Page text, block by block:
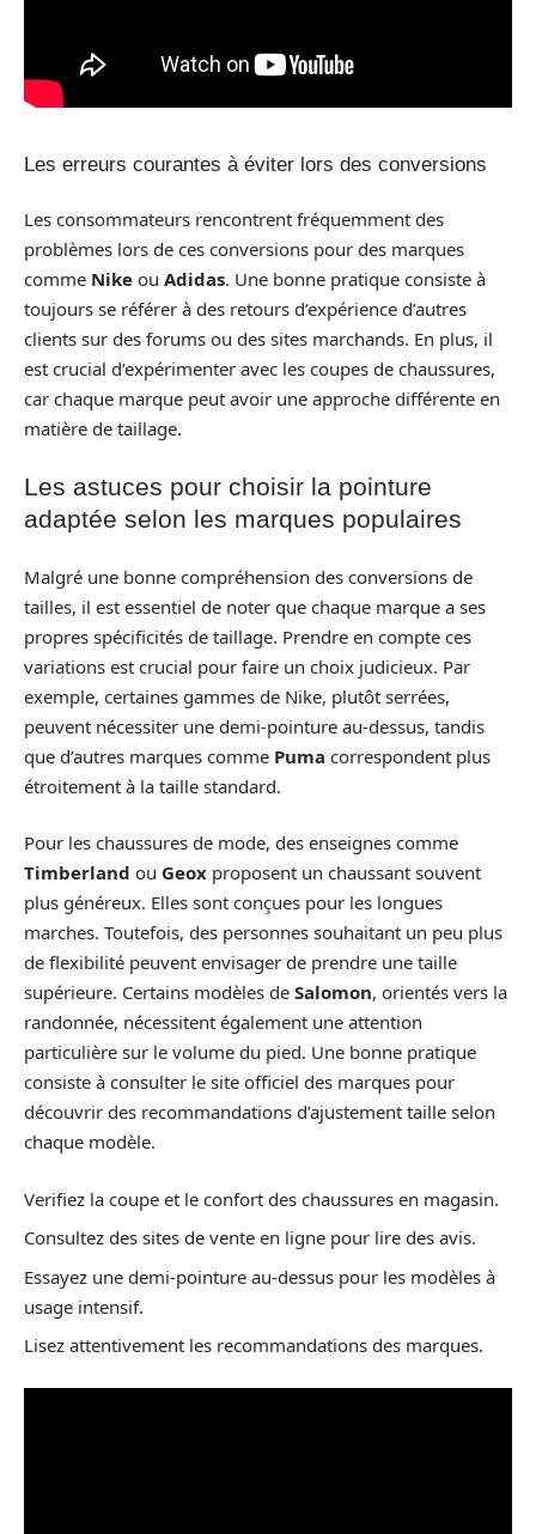
Les erreurs courantes à éviter lors des conversions
Les consommateurs rencontrent fréquemment des
problèmes lors de ces conversions pour des marques
comme Nike ou Adidas. Une bonne pratique consiste à
toujours se référer à des retours d’expérience d’autres
clients sur des forums ou des sites marchands. En plus, il
est crucial d’expérimenter avec les coupes de chaussures,
car chaque marque peut avoir une approche différente en
matière de taillage.
Les astuces pour choisir la pointure
adaptée selon les marques populaires
Malgré une bonne compréhension des conversions de
tailles, il est essentiel de noter que chaque marque a ses
propres spécificités de taillage. Prendre en compte ces
variations est crucial pour faire un choix judicieux. Par
exemple, certaines gammes de Nike, plutôt serrées,
peuvent nécessiter une demi-pointure au-dessus, tandis
que d’autres marques comme Puma correspondent plus
étroitement à la taille standard.
Pour les chaussures de mode, des enseignes comme
Timberland ou Geox proposent un chaussant souvent
plus généreux. Elles sont conçues pour les longues
marches. Toutefois, des personnes souhaitant un peu plus
de flexibilité peuvent envisager de prendre une taille
supérieure. Certains modèles de Salomon, orientés vers la
randonnée, nécessitent également une attention
particulière sur le volume du pied. Une bonne pratique
consiste à consulter le site officiel des marques pour
découvrir des recommandations d’ajustement taille selon
chaque modèle.
Verifiez la coupe et le confort des chaussures en magasin.
Consultez des sites de vente en ligne pour lire des avis.
Essayez une demi-pointure au-dessus pour les modèles à
usage intensif.
Lisez attentivement les recommandations des marques.